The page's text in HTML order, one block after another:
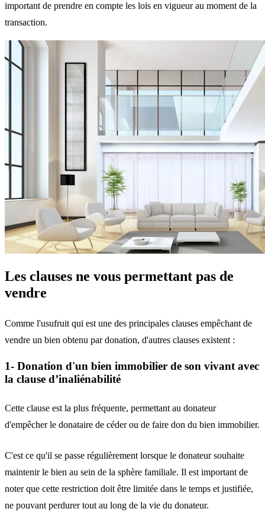
important de prendre en compte les lois en vigueur au moment de la
transaction.
Les clauses ne vous permettant pas de
vendre
Comme l'usufruit qui est une des principales clauses empêchant de
vendre un bien obtenu par donation, d'autres clauses existent :
1- Donation d'un bien immobilier de son vivant avec
la clause d’inaliénabilité
Cette clause est la plus fréquente, permettant au donateur
d'empêcher le donataire de céder ou de faire don du bien immobilier.
C'est ce qu'il se passe régulièrement lorsque le donateur souhaite
maintenir le bien au sein de la sphère familiale. Il est important de
noter que cette restriction doit être limitée dans le temps et justifiée,
ne pouvant perdurer tout au long de la vie du donateur.